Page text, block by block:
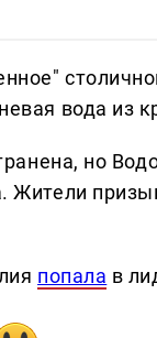
вода из
но
Жители
попала в